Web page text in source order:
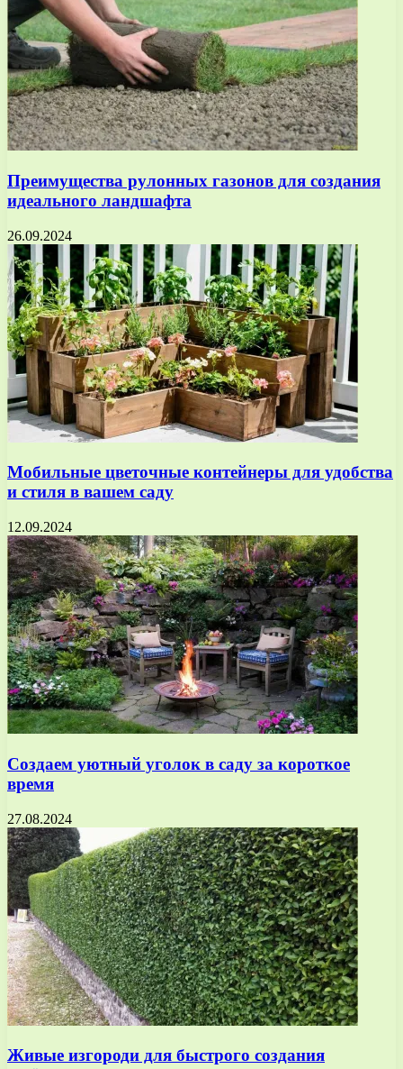
Преимущества рулонных газонов для создания
идеального ландшафта
26.09.2024
Мобильные цветочные контейнеры для удобства
и стиля в вашем саду
12.09.2024
Создаем уютный уголок в саду за короткое
время
27.08.2024
Живые изгороди для быстрого создания